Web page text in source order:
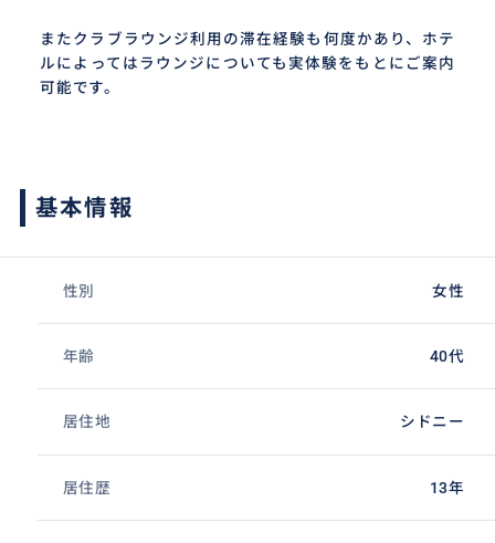
またクラブラウンジ利用の滞在経験も何度かあり、ホテ
ルによってはラウンジについても実体験をもとにご案内
可能です。
基本情報
性別 女性
年齢 40代
居住地 シドニー
居住歴 13年